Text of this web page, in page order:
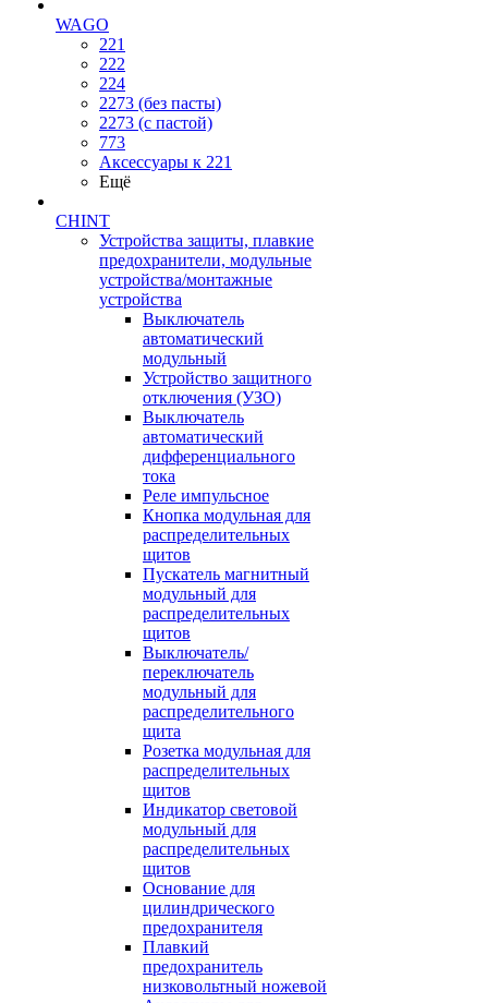
WAGO
221
222
224
2273 (без пасты)
2273 (с пастой)
773
Аксессуары к 221
Ещё
CHINT
Устройства защиты, плавкие
предохранители, модульные
устройства/монтажные
устройства
Выключатель
автоматический
модульный
Устройство защитного
отключения (УЗО)
Выключатель
автоматический
дифференциального
тока
Реле импульсное
Кнопка модульная для
распределительных
щитов
Пускатель магнитный
модульный для
распределительных
щитов
Выключатель/
переключатель
модульный для
распределительного
щита
Розетка модульная для
распределительных
щитов
Индикатор световой
модульный для
распределительных
щитов
Основание для
цилиндрического
предохранителя
Плавкий
предохранитель
низковольтный ножевой